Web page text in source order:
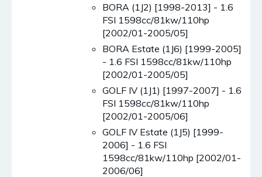
BORA (1J2) [1998-2013] - 1.6
FSI 1598cc/81kw/110hp
[2002/01-2005/05]
BORA Estate (1J6) [1999-2005]
- 1.6 FSI 1598cc/81kw/110hp
[2002/01-2005/05]
GOLF IV (1J1) [1997-2007] - 1.6
FSI 1598cc/81kw/110hp
[2002/01-2005/06]
GOLF IV Estate (1J5) [1999-
2006] - 1.6 FSI
1598cc/81kw/110hp [2002/01-
2006/06]